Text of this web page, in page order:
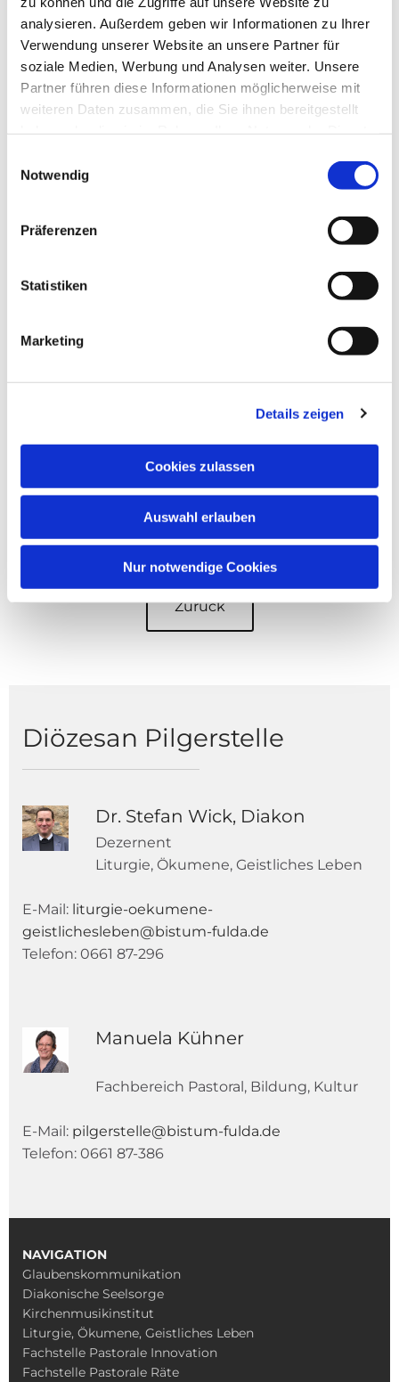
analysieren. Außerdem geben wir Informationen zu Ihrer
Verwendung unserer Website an unsere Partner für
soziale Medien, Werbung und Analysen weiter. Unsere
Partner führen diese Informationen möglicherweise mit
weiteren Daten zusammen, die Sie ihnen bereitgestellt
Notwendig
Präferenzen
Statistiken
Marketing
Details zeigen
Cookies zulassen
Auswahl erlauben
Nur notwendige Cookies
Anmeldung
Lourdes 2026
Malteser
© Dr. St
(Flugpilger) bzw. vom 04.-11.05. 2027
(Buspilger) statt - SAVE THE DATE!
Zurück
Diözesan Pilgerstelle
Dr. Stefan Wick, Diakon
Dezernent
Liturgie, Ökumene, Geistliches Leben
E-Mail: liturgie-oekumene-
geistlichesleben@bistum-fulda.de
Telefon: 0661 87-296
Manuela Kühner
Fachbereich Pastoral, Bildung, Kultur
E-Mail: pilgerstelle@bistum-fulda.de
Telefon: 0661 87-386
NAVIGATION
Glaubenskommunikation
Diakonische Seelsorge
Kirchenmusikinstitut
Liturgie, Ökumene, Geistliches Leben
Fachstelle Pastorale Innovation
Fachstelle Pastorale Räte